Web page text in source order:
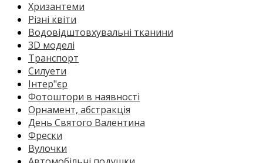
Хризантеми
Різні квіти
Водовідштовхувальні тканини
3D моделі
Транспорт
Силуети
Інтер"єр
Фотоштори в наявності
Орнамент, абстракція
День Святого Валентина
Фрески
Вулочки